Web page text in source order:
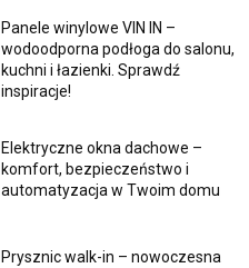
Panele winylowe VIN IN –
wodoodporna podłoga do salonu,
kuchni i łazienki. Sprawdź
inspiracje!
Elektryczne okna dachowe –
komfort, bezpieczeństwo i
automatyzacja w Twoim domu
Prysznic walk-in – nowoczesna